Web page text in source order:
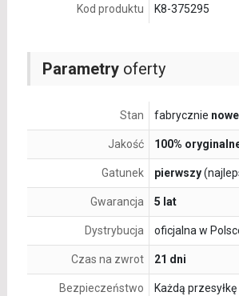
Parametryoferty
Stan fabrycznie nowe
Jakość 100%
Gatunek pierwszy
Gwarancja 5 lat
Dystrybucja oficjalna w
Czas na zwrot 21 dni
Bezpieczeństwo
Każdą
Kod produktu K8-375295